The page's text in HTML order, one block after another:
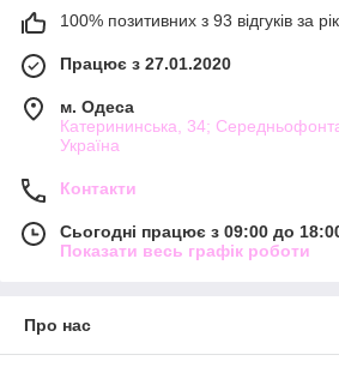
100% позитивних з 93 відгуків за рік
Працює з 27.01.2020
м. Одеса
Катерининська, 34;
Україна
Контакти
Сьогодні працює з 09:00 до
Показати весь графік роботи
Про нас